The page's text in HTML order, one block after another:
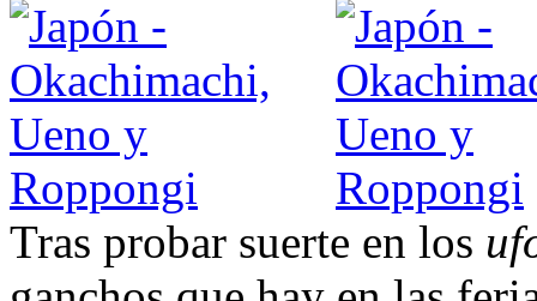
Tras probar suerte en los